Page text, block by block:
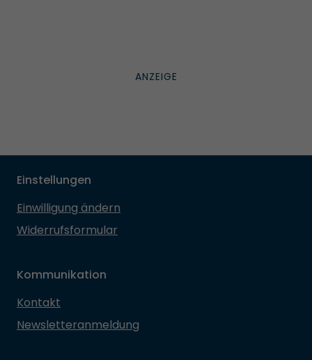
Einstellungen
Einwilligung ändern
Widerrufsformular
Kommunikation
Kontakt
Newsletteranmeldung